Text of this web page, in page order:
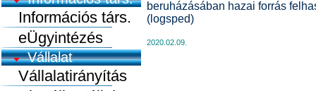
Információs társ.
eÜgyintézés
Vállalat
Vállalatirányítás
beruházásában hazai forrás
(logsped)
2020.02.09.